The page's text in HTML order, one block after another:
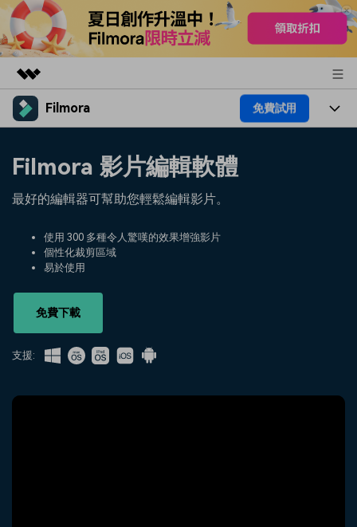
精選產品
實用工具
解決方案
商店
Filmora 免費試用
音訊
熱門人群
熱門方案
部落格
AI提示詞大全
收錄 100+ 熱門影片提示詞，快
幫助中心
我們隨時為您提供協助 如何用 Filmora 做出影響力
立即購買 登入
Filmora 影片編輯軟體
最好的編輯器可幫助您輕鬆編輯影片。
使用 300 多種令人驚嘆的效果增強影片
個性化裁剪區域
易於使用
免費下載
支援: